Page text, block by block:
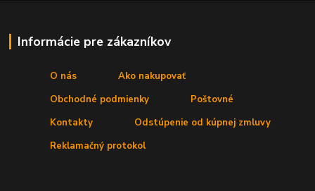
Informácie pre zákazníkov
O nás
Ako nakupovať
Obchodné podmienky
Poštovné
Kontakty
Odstúpenie od kúpnej zmluvy
Reklamačný protokol